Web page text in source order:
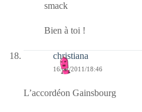
smack
Bien à toi !
christiana
16/02/2011/18:46
L’accordéon Gainsbourg